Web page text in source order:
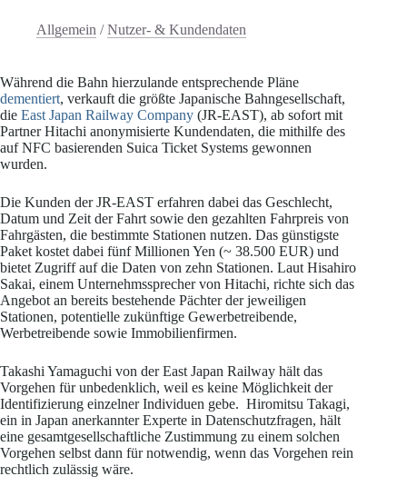
Allgemein /Nutzer- & Kundendaten
Während die Bahn hierzulande entsprechende Pläne
dementiert, verkauft die größte Japanische Bahngesellschaft,
die East Japan Railway Company (JR-EAST), ab sofort mit
Partner Hitachi anonymisierte Kundendaten, die mithilfe des
auf NFC basierenden Suica Ticket Systems gewonnen
wurden.
Die Kunden der JR-EAST erfahren dabei das Geschlecht,
Datum und Zeit der Fahrt sowie den gezahlten Fahrpreis von
Fahrgästen, die bestimmte Stationen nutzen. Das günstigste
Paket kostet dabei fünf Millionen Yen (~ 38.500 EUR) und
bietet Zugriff auf die Daten von zehn Stationen. Laut Hisahiro
Sakai, einem Unternehmssprecher von Hitachi, richte sich das
Angebot an bereits bestehende Pächter der jeweiligen
Stationen, potentielle zukünftige Gewerbetreibende,
Werbetreibende sowie Immobilienfirmen.
Takashi Yamaguchi von der East Japan Railway hält das
Vorgehen für unbedenklich, weil es keine Möglichkeit der
Identifizierung einzelner Individuen gebe. Hiromitsu Takagi,
ein in Japan anerkannter Experte in Datenschutzfragen, hält
eine gesamtgesellschaftliche Zustimmung zu einem solchen
Vorgehen selbst dann für notwendig, wenn das Vorgehen rein
rechtlich zulässig wäre.